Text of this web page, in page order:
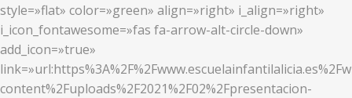
style=»flat» color=»green» align=»right» i_align=»right»
i_icon_fontawesome=»fas fa-arrow-alt-circle-down»
add_icon=»true»
content%2Fuploads%2F2021%2F02%2Fpresentacion-